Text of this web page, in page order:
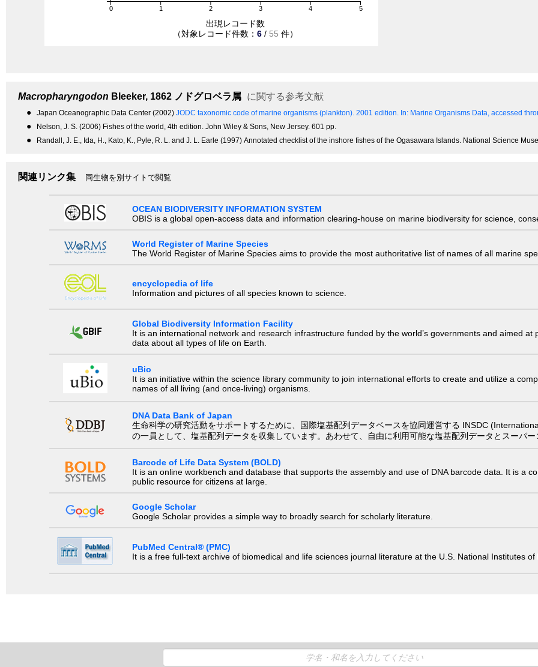
0 1 2 3 4 5
出現レコード数
（対象レコード件数： 6 / 55 件）
Macropharyngodon Bleeker, 1862 ノドグロベラ属 に関する参考文献
● Japan Oceanographic Data Center (2002) JODC taxonomic code of marine organisms (plankton). 2001 edition. In: Marine Organisms Data, accessed
● Nelson, J. S. (2006) Fishes of the world, 4th edition. John Wiley & Sons, New Jersey. 601 pp.
● Randall, J. E., Ida, H., Kato, K., Pyle, R. L. and J. L. Earle (1997) Annotated checklist of the inshore fishes of the Ogasawara Islands. National Science
関連リンク集 同生物を別サイトで閲覧
OCEAN BIODIVERSITY INFORMATION SYSTEM
OBIS is a global open-access data and information clearing-house on marine biodiversity for science,
World Register of Marine Species
The World Register of Marine Species aims to provide the most authoritative list of names of all marine
encyclopedia of life
Information and pictures of all species known to science.
Global Biodiversity Information Facility
It is an international network and research infrastructure funded by the world’s governments and aimed
data about all types of life on Earth.
uBio
It is an initiative within the science library community to join international efforts to create and utilize a
names of all living (and once-living) organisms.
DNA Data Bank of Japan
生命科学の研究活動をサポートするために、国際塩基配列データベースを協同運営する INSDC
の一員として、塩基配列データを収集しています。あわせて、自由に利用可能な塩基配列データとスーパー
Barcode of Life Data System (BOLD)
It is an online workbench and database that supports the assembly and use of DNA barcode data. It is a
public resource for citizens at large.
Google Scholar
Google Scholar provides a simple way to broadly search for scholarly literature.
PubMed Central® (PMC)
It is a free full-text archive of biomedical and life sciences journal literature at the U.S. National Institutes